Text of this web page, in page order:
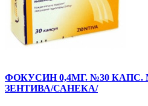
ФОКУСИН 0,4МГ. №30
ЗЕНТИВА/САНЕКА/